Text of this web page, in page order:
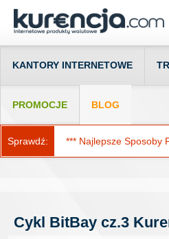
KANTORY INTERNETOWE
PROMOCJE BLOG
Sprawdź: *** Najlepsze Sposoby
Cykl BitBay cz.3